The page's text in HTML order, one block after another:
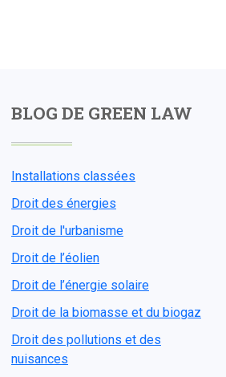
BLOG DE GREEN LAW
Installations classées
Droit des énergies
Droit de l'urbanisme
Droit de l’éolien
Droit de l’énergie solaire
Droit de la biomasse et du biogaz
Droit des pollutions et des
nuisances